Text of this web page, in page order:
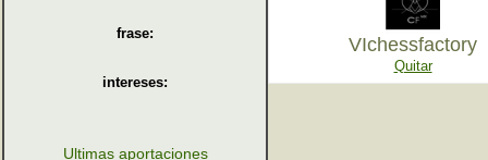
frase:
intereses:
Ultimas aportaciones
VIchessfactory
Quitar